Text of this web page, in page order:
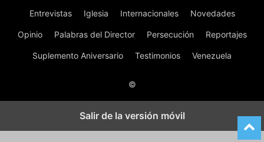
Entrevistas Iglesia Internacionales Novedades
Opinio Palabras del Director Persecución Reportajes
Suplemento Aniversario Testimonios Venezuela
©
Salir de la versión móvil